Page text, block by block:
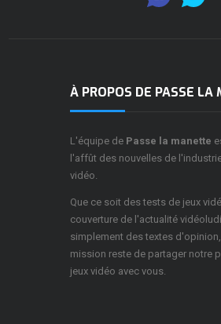
À PROPOS DE PASSE LA
L'équipe de Passe la manette
l'affût des nouvelles de
vidéo.
Que ce soit des tests de jeux
couverture de l'actualité
simplement des textes
mission reste de partager notre
jeux vidéo avec vous.